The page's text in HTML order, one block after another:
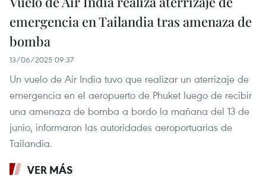
emergencia en Tailandia tras amenaza de
bomba
13/06/2025 09:37
Un vuelo de Air India tuvo que realizar un aterrizaje de
emergencia en el aeropuerto de Phuket luego de recibir
una amenaza de bomba a bordo la mañana del 13 de
junio, informaron las autoridades aeroportuarias de
Tailandia.
VER MÁS